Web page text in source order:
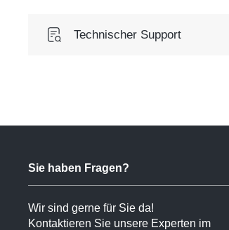
Technischer Support
Sie haben Fragen?
Wir sind gerne für Sie da!
Kontaktieren Sie unsere Experten im